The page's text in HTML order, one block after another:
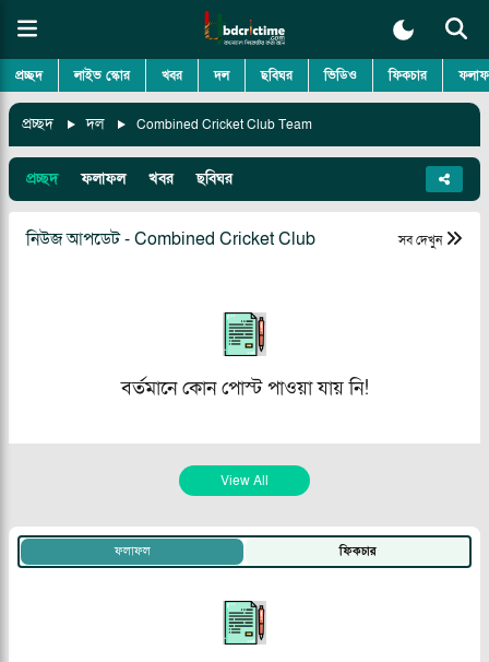
প্রচ্ছদ লাইভ স্কোর খবর দল ছবিঘর ভিডিও ফিকচার
প্রচ্ছদ দল Combined Cricket Club Team
প্রচ্ছদ ফলাফল খবর ছবিঘর
নিউজ আপডেট - Combined Cricket Club সব দেখুন
বর্তমানে কোন পোস্ট পাওয়া যায় নি!
View All
ফলাফল ফিকচার